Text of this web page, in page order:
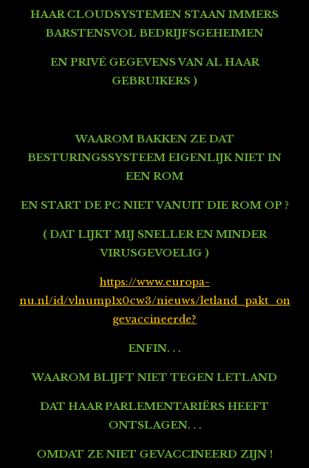
HAAR CLOUDSYSTEMEN STAAN IMMERS
BARSTENSVOL BEDRIJFSGEHEIMEN
EN PRIVÉ GEGEVENS VAN AL HAAR
GEBRUIKERS )
WAAROM BAKKEN ZE DAT
BESTURINGSSYSTEEM EIGENLIJK NIET IN
EEN ROM
EN START DE PC NIET VANUIT DIE ROM OP ?
( DAT LIJKT MIJ SNELLER EN MINDER
VIRUSGEVOELIG )
https://www.europa-
nu.nl/id/vlnump1x0cw3/nieuws/letland_pakt_on
gevaccineerde?
ENFIN. . .
WAAROM BLIJFT NIET TEGEN LETLAND
DAT HAAR PARLEMENTARIËRS HEEFT
ONTSLAGEN. . .
OMDAT ZE NIET GEVACCINEERD ZIJN !